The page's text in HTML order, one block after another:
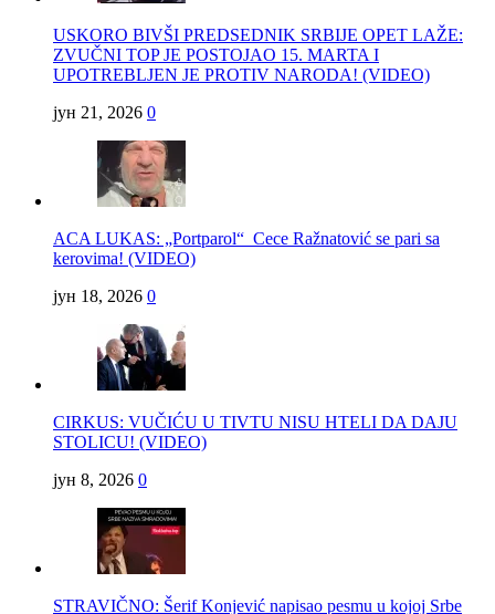
USKORO BIVŠI PREDSEDNIK SRBIJE OPET LAŽE:
ZVUČNI TOP JE POSTOJAO 15. MARTA I
UPOTREBLJEN JE PROTIV NARODA! (VIDEO)
јун 21, 2026 0
ACA LUKAS: „Portparol“ Cece Ražnatović se pari sa
kerovima! (VIDEO)
јун 18, 2026 0
CIRKUS: VUČIĆU U TIVTU NISU HTELI DA DAJU
STOLICU! (VIDEO)
јун 8, 2026 0
STRAVIČNO: Šerif Konjević napisao pesmu u kojoj Srbe